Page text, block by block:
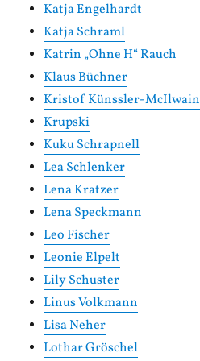
Katja Engelhardt
Katja Schraml
Katrin „Ohne H“ Rauch
Klaus Büchner
Kristof Künssler-McIlwain
Krupski
Kuku Schrapnell
Lea Schlenker
Lena Kratzer
Lena Speckmann
Leo Fischer
Leonie Elpelt
Lily Schuster
Linus Volkmann
Lisa Neher
Lothar Gröschel